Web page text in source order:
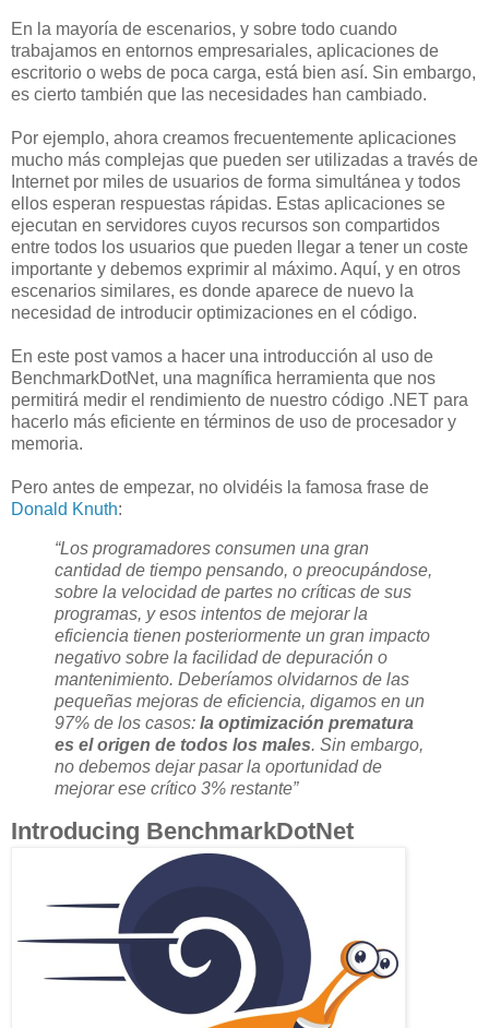
En la mayoría de escenarios, y sobre todo cuando
trabajamos en entornos empresariales, aplicaciones de
escritorio o webs de poca carga, está bien así. Sin embargo,
es cierto también que las necesidades han cambiado.
Por ejemplo, ahora creamos frecuentemente aplicaciones
mucho más complejas que pueden ser utilizadas a través de
Internet por miles de usuarios de forma simultánea y todos
ellos esperan respuestas rápidas. Estas aplicaciones se
ejecutan en servidores cuyos recursos son compartidos
entre todos los usuarios que pueden llegar a tener un coste
importante y debemos exprimir al máximo. Aquí, y en otros
escenarios similares, es donde aparece de nuevo la
necesidad de introducir optimizaciones en el código.
En este post vamos a hacer una introducción al uso de
BenchmarkDotNet, una magnífica herramienta que nos
permitirá medir el rendimiento de nuestro código .NET para
hacerlo más eficiente en términos de uso de procesador y
memoria.
Pero antes de empezar, no olvidéis la famosa frase de
Donald Knuth:
“Los programadores consumen una gran
cantidad de tiempo pensando, o preocupándose,
sobre la velocidad de partes no críticas de sus
programas, y esos intentos de mejorar la
eficiencia tienen posteriormente un gran impacto
negativo sobre la facilidad de depuración o
mantenimiento. Deberíamos olvidarnos de las
pequeñas mejoras de eficiencia, digamos en un
97% de los casos: la optimización prematura
es el origen de todos los males. Sin embargo,
no debemos dejar pasar la oportunidad de
mejorar ese crítico 3% restante”
Introducing BenchmarkDotNet